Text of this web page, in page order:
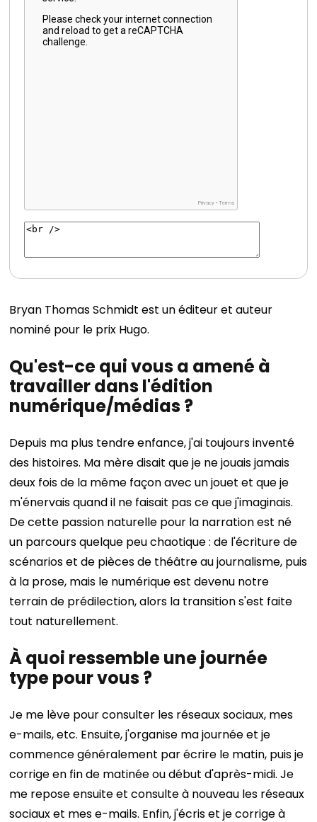
Bryan Thomas Schmidt est un éditeur et auteur
nominé pour le prix Hugo.
Qu'est-ce qui vous a amené à
travailler dans l'édition
numérique/médias ?
Depuis ma plus tendre enfance, j'ai toujours inventé
des histoires. Ma mère disait que je ne jouais jamais
deux fois de la même façon avec un jouet et que je
m'énervais quand il ne faisait pas ce que j'imaginais.
De cette passion naturelle pour la narration est né
un parcours quelque peu chaotique : de l'écriture de
scénarios et de pièces de théâtre au journalisme, puis
à la prose, mais le numérique est devenu notre
terrain de prédilection, alors la transition s'est faite
tout naturellement.
À quoi ressemble une journée
type pour vous ?
Je me lève pour consulter les réseaux sociaux, mes
e-mails, etc. Ensuite, j'organise ma journée et je
commence généralement par écrire le matin, puis je
corrige en fin de matinée ou début d'après-midi. Je
me repose ensuite et consulte à nouveau les réseaux
sociaux et mes e-mails. Enfin, j'écris et je corrige à